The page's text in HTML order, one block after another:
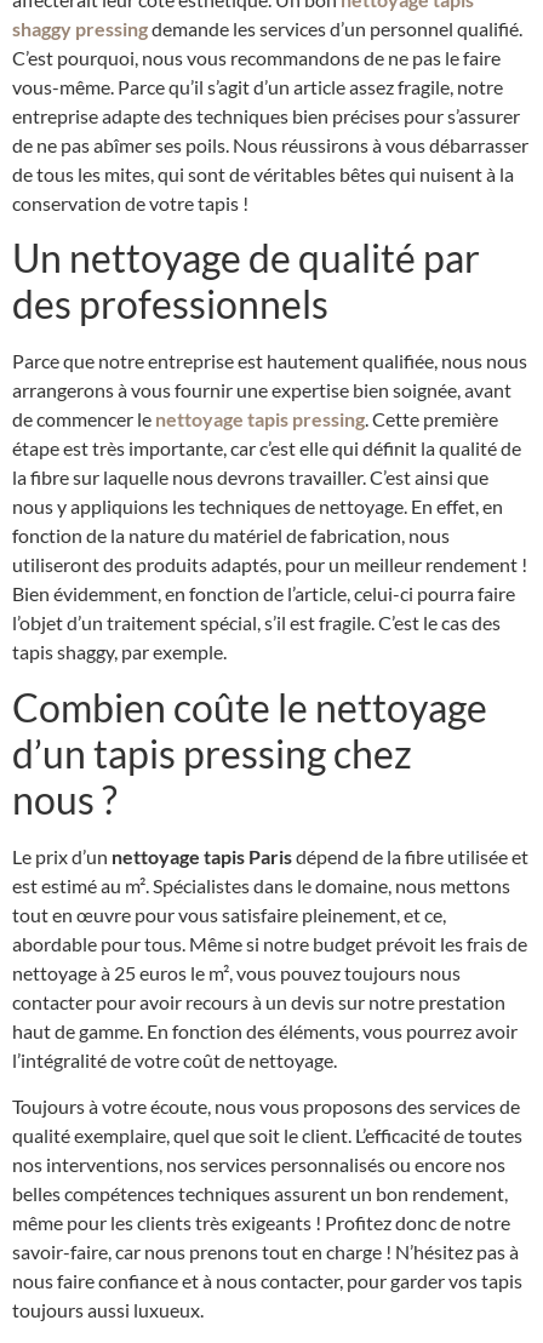
shaggy pressingdemande les services d’un personnel qualifié.
C’est pourquoi, nous vous recommandons de ne pas le faire
vous-même. Parce qu’il s’agit d’un article assez fragile, notre
entreprise adapte des techniques bien précises pour s’assurer
de ne pas abîmer ses poils. Nous réussirons à vous débarrasser
de tous les mites, qui sont de véritables bêtes qui nuisent à la
conservation de votre tapis !
Un nettoyage de qualité par
des professionnels
Parce que notre entreprise est hautement qualifiée, nous nous
arrangerons à vous fournir une expertise bien soignée, avant
de commencer le nettoyage tapis pressing. Cette première
étape est très importante, car c’est elle qui définit la qualité de
la fibre sur laquelle nous devrons travailler. C’est ainsi que
nous y appliquions les techniques de nettoyage. En effet, en
fonction de la nature du matériel de fabrication, nous
utiliseront des produits adaptés, pour un meilleur rendement !
Bien évidemment, en fonction de l’article, celui-ci pourra faire
l’objet d’un traitement spécial, s’il est fragile. C’est le cas des
tapis shaggy, par exemple.
Combien coûte le nettoyage
d’un tapis pressing chez
nous ?
Le prix d’un nettoyage tapis Parisdépend de la fibre utilisée et
est estimé au m². Spécialistes dans le domaine, nous mettons
tout en œuvre pour vous satisfaire pleinement, et ce,
abordable pour tous. Même si notre budget prévoit les frais de
nettoyage à 25 euros le m², vous pouvez toujours nous
contacter pour avoir recours à un devis sur notre prestation
haut de gamme. En fonction des éléments, vous pourrez avoir
l’intégralité de votre coût de nettoyage.
Toujours à votre écoute, nous vous proposons des services de
qualité exemplaire, quel que soit le client. L’efficacité de toutes
nos interventions, nos services personnalisés ou encore nos
belles compétences techniques assurent un bon rendement,
même pour les clients très exigeants ! Profitez donc de notre
savoir-faire, car nous prenons tout en charge ! N’hésitez pas à
nous faire confiance et à nous contacter, pour garder vos tapis
toujours aussi luxueux.